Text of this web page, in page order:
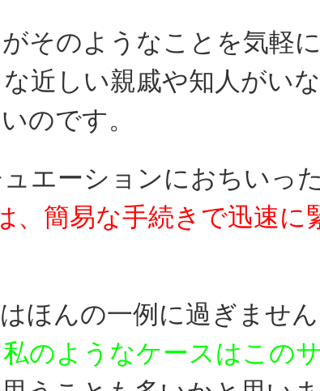
そのようなことを気軽
近しい親戚や知人がい
のです。
エーションにおちいっ
、簡易な手続きで迅速に
ほんの一例に過ぎません
私のようなケースはこの